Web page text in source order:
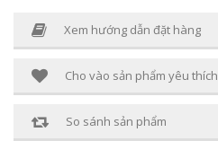
Xem hướng dẫn đặt hàng
Cho vào sản phẩm yêu thích
So sánh sản phẩm